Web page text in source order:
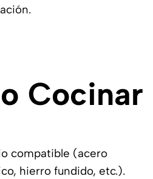
Cocinar
compatible (acero
hierro fundido, etc.).